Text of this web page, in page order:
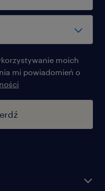
moich
mi powiadomień o